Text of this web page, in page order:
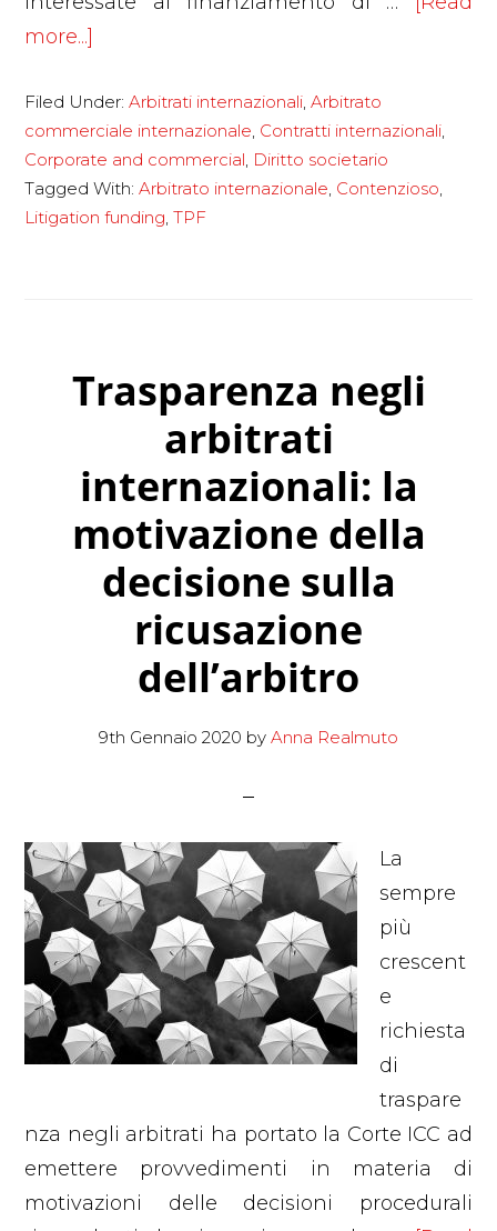
more...]
crisi
da
coronavirus
rilancia
funding
Filed Under:Arbitrati internazionali,Arbitrato
commerciale internazionale, Contratti internazionali,
Corporate and commercial, Diritto societario
Tagged With:Arbitrato internazionale, Contenzioso,
Litigation funding,TPF
Trasparenza negli
arbitrati
internazionali: la
motivazione della
decisione sulla
ricusazione
dell’arbitro
9th Gennaio 2020 by Anna Realmuto
La
sempre
più
crescent
e
richiesta
di
traspare
nza negli arbitrati ha portato la Corte ICC ad
emettere provvedimenti in materia di
motivazioni delle decisioni procedurali